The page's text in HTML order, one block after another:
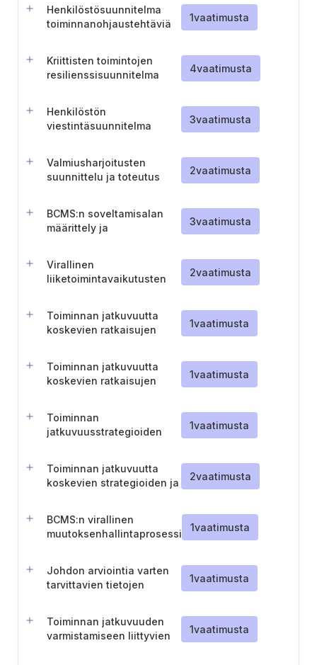
Henkilöstösuunnitelma
toiminnanohjaustehtäviä
1vaatimusta
Kriittisten toimintojen
resilienssisuunnitelma
4vaatimusta
Henkilöstön
viestintäsuunnitelma
3vaatimusta
Valmiusharjoitusten
suunnittelu ja toteutus
2vaatimusta
BCMS:n soveltamisalan
määrittely ja
3vaatimusta
Virallinen
liiketoimintavaikutusten
2vaatimusta
Toiminnan jatkuvuutta
koskevien ratkaisujen
1vaatimusta
Toiminnan jatkuvuutta
koskevien ratkaisujen
1vaatimusta
Toiminnan
jatkuvuusstrategioiden
1vaatimusta
Toiminnan jatkuvuutta
koskevien strategioiden ja
2vaatimusta
BCMS:n virallinen
muutoksenhallintaprosessi
1vaatimusta
Johdon arviointia varten
tarvittavien tietojen
1vaatimusta
Toiminnan jatkuvuuden
varmistamiseen liittyvien
1vaatimusta